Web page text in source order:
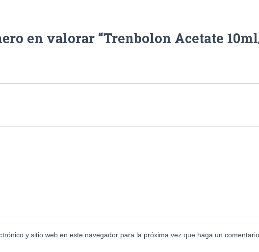
en valorar “Trenbolon Acetate
y sitio web en este navegador para la próxima vez que haga un